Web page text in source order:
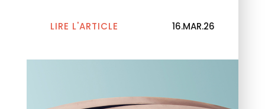
LIRE L'ARTICLE 16.MAR.26